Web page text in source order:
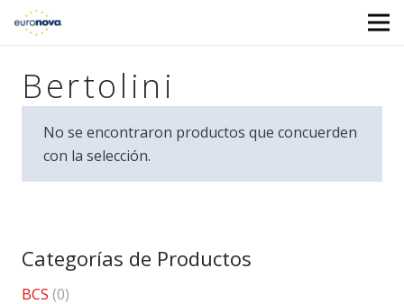
Bertolini
No se encontraron productos que concuerden
con la selección.
Categorías de Productos
BCS (0)